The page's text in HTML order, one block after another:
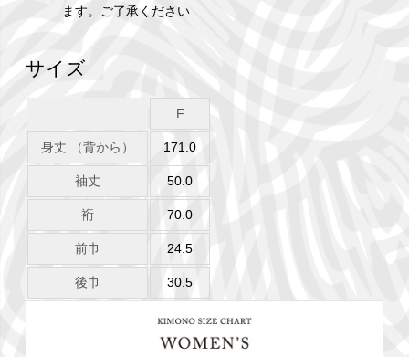
ます。ご了承ください
サイズ
F
身丈 （背から） 171.0
袖丈 50.0
裄 70.0
前巾 24.5
後巾 30.5